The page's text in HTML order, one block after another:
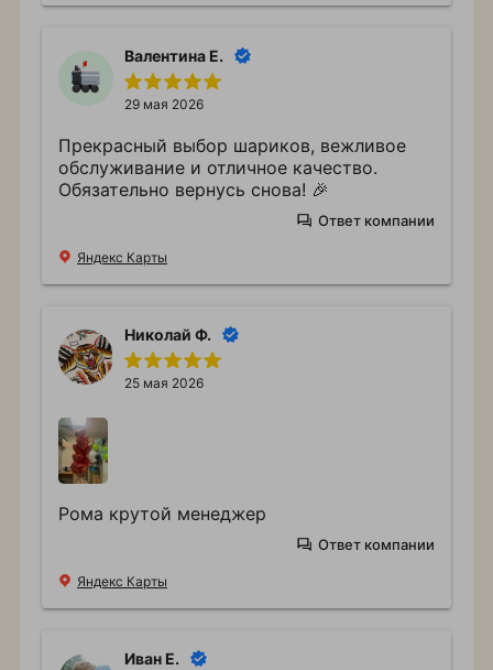
Валентина Е.
29 мая 2026
Прекрасный выбор шариков, вежливое
обслуживание и отличное качество.
Обязательно вернусь снова! 🎉
Ответ компании
Яндекс Карты
Николай Ф.
25 мая 2026
Рома крутой менеджер
Ответ компании
Яндекс Карты
Иван Е.